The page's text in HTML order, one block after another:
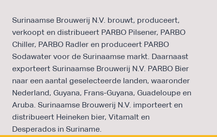
Surinaamse Brouwerij N.V. brouwt, produceert,
verkoopt en distribueert PARBO Pilsener, PARBO
Chiller, PARBO Radler en produceert PARBO
Sodawater voor de Surinaamse markt. Daarnaast
exporteert Surinaamse Brouwerij N.V. PARBO Bier
naar een aantal geselecteerde landen, waaronder
Nederland, Guyana, Frans-Guyana, Guadeloupe en
Aruba. Surinaamse Brouwerij N.V. importeert en
distribueert Heineken bier, Vitamalt en
Desperados in Suriname.